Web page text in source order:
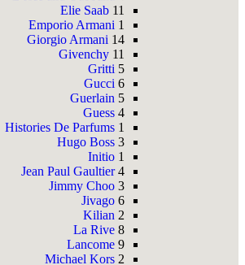
Elie Saab 11
Emporio Armani 1
Giorgio Armani 14
Givenchy 11
Gritti 5
Gucci 6
Guerlain 5
Guess 4
Histories De Parfums 1
Hugo Boss 3
Initio 1
Jean Paul Gaultier 4
Jimmy Choo 3
Jivago 6
Kilian 2
La Rive 8
Lancome 9
Michael Kors 2